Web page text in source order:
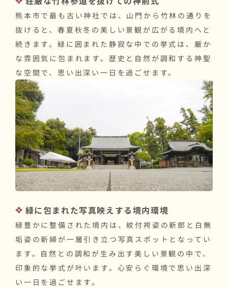
熊本市で最も古い神社では、山門から竹林の通りを
抜けると、春夏秋冬の美しい景観が広がる境内へと
続きます。緑に囲まれた静寂な中での挙式は、厳か
な雰囲気に包まれます。歴史と自然が調和する神聖
な空間で、思い出深い一日を過ごせます。
緑に包まれた写真映えする境内環境
緑豊かに整備された境内は、紋付袴姿の新郎と白無
垢姿の新婦が一層引き立つ写真スポットとなってい
ます。自然との調和が生み出す美しい景観の中で、
印象的な挙式が叶います。心安らぐ環境で思い出深
い一日を過ごせます。